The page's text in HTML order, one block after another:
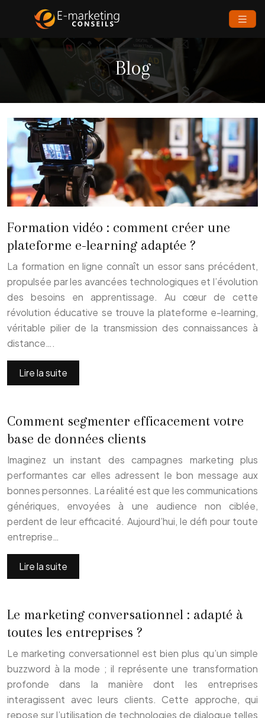
Blog
Formation vidéo : comment créer une
plateforme e-learning adaptée ?
La formation en ligne connaît un essor sans précédent,
propulsée par les avancées technologiques et l’évolution
des besoins en apprentissage. Au cœur de cette
révolution éducative se trouve la plateforme e-learning,
véritable pilier de la transmission des connaissances à
distance….
Lire la suite
Comment segmenter efficacement votre
base de données clients
Imaginez un instant des campagnes marketing plus
performantes car elles adressent le bon message aux
bonnes personnes. La réalité est que les communications
génériques, envoyées à une audience non ciblée,
perdent de leur efficacité. Aujourd’hui, le défi pour toute
entreprise…
Lire la suite
Le marketing conversationnel : adapté à
toutes les entreprises ?
Le marketing conversationnel est bien plus qu’un simple
buzzword à la mode ; il représente une transformation
profonde dans la manière dont les entreprises
interagissent avec leurs clients. Cette approche, qui
repose sur l’utilisation de technologies de dialogue telles